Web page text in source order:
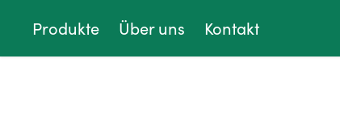
Produkte Über uns Kontakt